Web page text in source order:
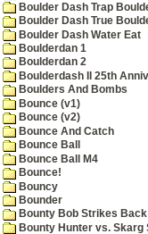
Boulder Dash Trap
Boulder Dash True
Boulder Dash Water Eat
Boulderdan 1
Boulderdan 2
Boulderdash II 25th
Boulders And Bombs
Bounce (v1)
Bounce (v2)
Bounce And Catch
Bounce Ball
Bounce Ball M4
Bounce!
Bouncy
Bounder
Bounty Bob Strikes
Bounty Hunter vs. Skarg